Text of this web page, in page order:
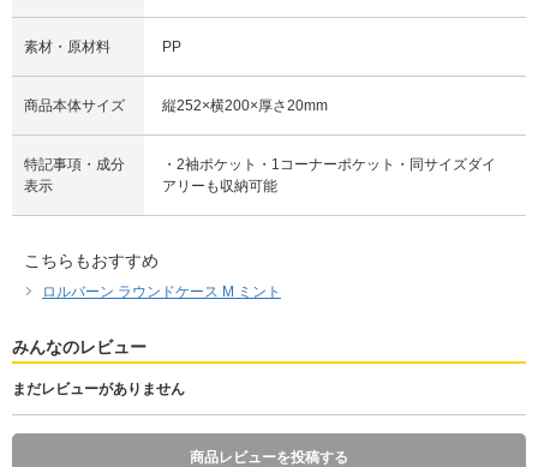
素材・原材料 PP
商品本体サイズ 縦252×横200×厚さ20mm
特記事項・成分
表示
・2袖ポケット・1コーナーポケット・同サイズダイ
アリーも収納可能
こちらもおすすめ
ロルバーン ラウンドケース M ミント
みんなのレビュー
まだレビューがありません
商品レビューを投稿する